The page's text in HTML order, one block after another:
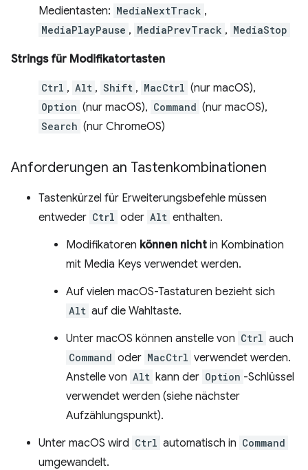
Medientasten: MediaNextTrack ,
MediaPlayPause , MediaPrevTrack , MediaStop
Strings für Modifikatortasten
Ctrl , Alt , Shift , MacCtrl (nur macOS),
Option (nur macOS), Command (nur macOS),
Search (nur ChromeOS)
Anforderungen an Tastenkombinationen
Tastenkürzel für Erweiterungsbefehle müssen
entweder Ctrl oder Alt enthalten.
Modifikatoren können nicht in Kombination
mit Media Keys verwendet werden.
Auf vielen macOS-Tastaturen bezieht sich
Alt auf die Wahltaste.
Unter macOS können anstelle von Ctrl auch
Command oder MacCtrl verwendet werden.
Anstelle von Alt kann der Option -Schlüssel
verwendet werden (siehe nächster
Aufzählungspunkt).
Unter macOS wird Ctrl automatisch in Command
umgewandelt.